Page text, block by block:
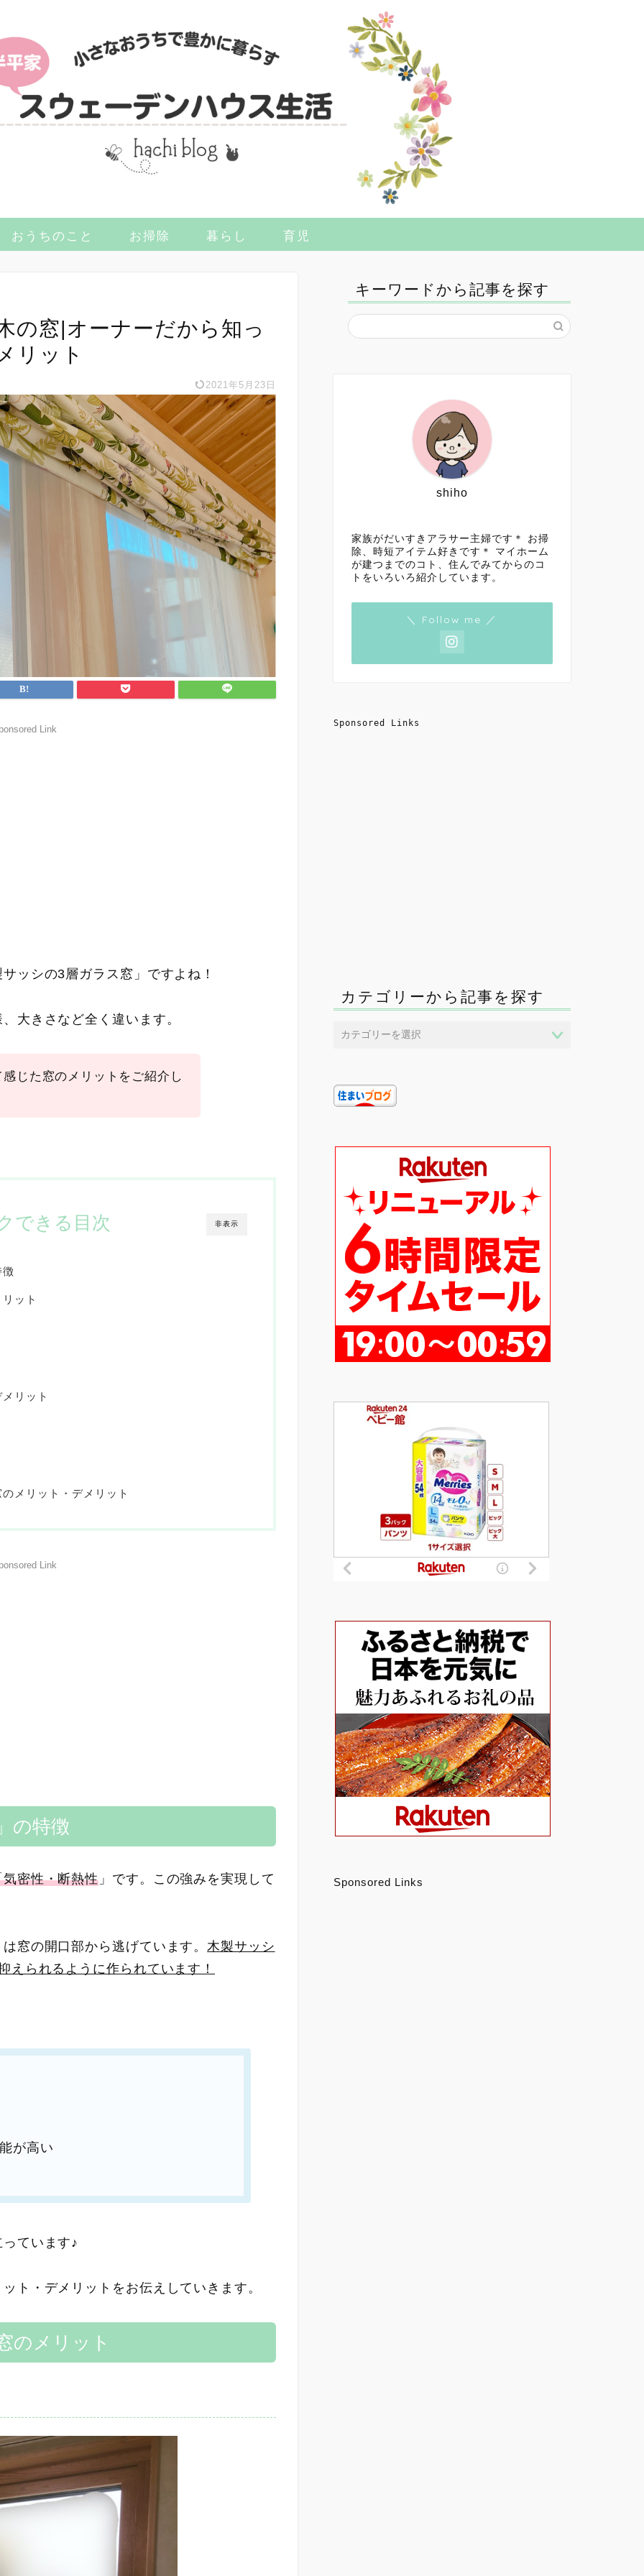
おうちのこと お掃除 暮らし 育児
の窓|オーナーだから知っ
リット
2021年5月23日
Link
ッシの3層ガラス窓」ですよね！
大きさなど全く違います。
じた窓のメリットをご紹介し
非表示
できる目次
徴
ット
リット
メリット・デメリット
Link
の特徴
気密性・断熱性 」です。この強みを実現して
窓の開口部から逃げています。 木製サッシ
えられるように作られています！
が高い
ています♪
ト・デメリットをお伝えしていきます。
のメリット
キーワードから記事を探す
shiho
家族がだいすきアラサー主婦です＊ お掃
除、時短アイテム好きです＊ マイホーム
が建つまでのコト、住んでみてからのコ
トをいろいろ紹介しています。
＼ Follow me ／
Sponsored Links
カテゴリーから記事を探す
Sponsored Links